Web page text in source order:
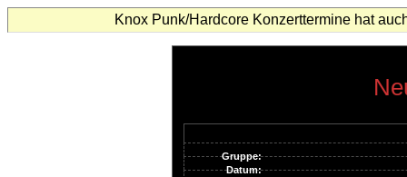
Knox Punk/Hardcore Konzerttermine hat
Gruppe:
Datum: